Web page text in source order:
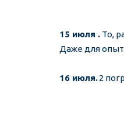
15 июля . То,
Даже для
16 июля. 2